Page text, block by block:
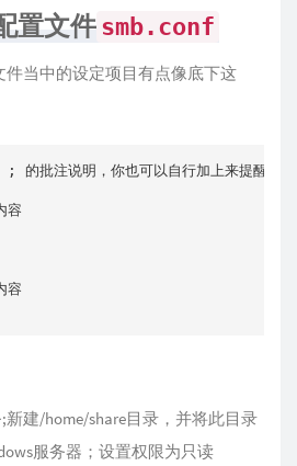
置文件 smb.conf
件当中的设定项目有点像底下这
批注说明，你也可以自行加上来提醒自己
容
容
新建/home/share目录，并将此目录
服务器；设置权限为只读